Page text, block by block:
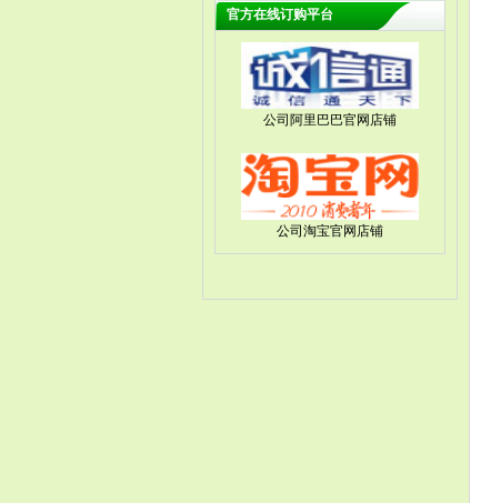
官方在线订购平台
公司阿里巴巴官网店铺
公司淘宝官网店铺